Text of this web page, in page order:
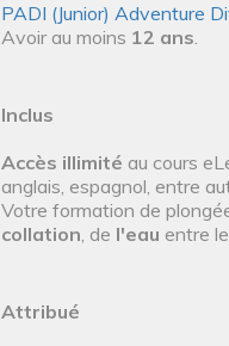
PADI (Junior) Adventure
Avoir au moins 12 ans.
Inclus
Accès illimité au cours
anglais, espagnol, entre
Votre formation de
collation, de l'eau entre
Attribué